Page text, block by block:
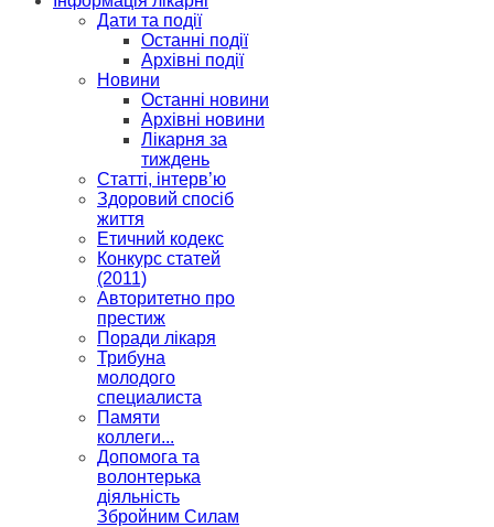
Дати та події
Останні події
Архівні події
Новини
Останні новини
Архівні новини
Лікарня за
тиждень
Статті, інтерв’ю
Здоровий спосіб
життя
Етичний кодекс
Конкурс статей
(2011)
Авторитетно про
престиж
Поради лікаря
Трибуна
молодого
специалиста
Памяти
коллеги...
Допомога та
волонтерька
діяльність
Збройним Силам